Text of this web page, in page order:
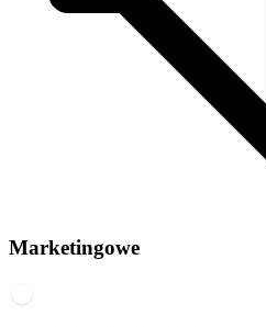
Marketingowe